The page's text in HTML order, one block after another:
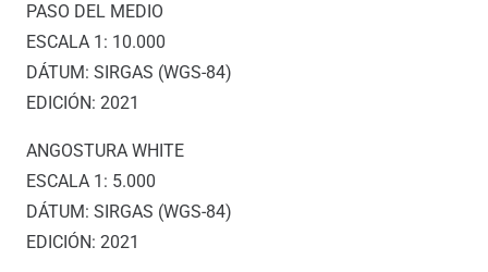
PASO DEL MEDIO
ESCALA 1: 10.000
DÁTUM: SIRGAS (WGS-84)
EDICIÓN: 2021
ANGOSTURA WHITE
ESCALA 1: 5.000
DÁTUM: SIRGAS (WGS-84)
EDICIÓN: 2021